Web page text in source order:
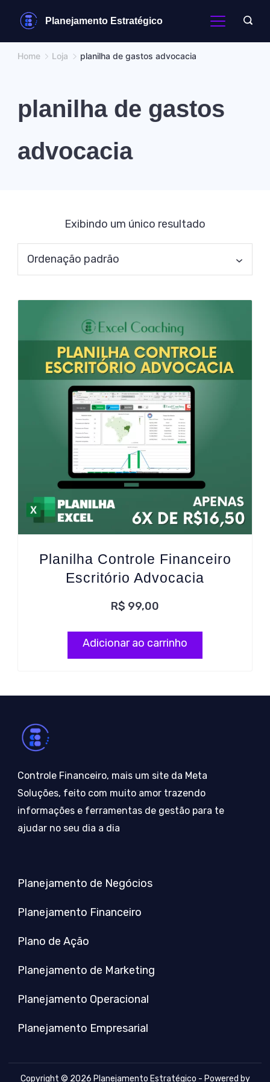
Planejamento Estratégico
Home Loja planilha de gastos advocacia
planilha de gastos
advocacia
Exibindo um único resultado
Planilha Controle Financeiro
Escritório Advocacia
R$ 99,00
Adicionar ao carrinho
Controle Financeiro, mais um site da Meta
Soluções, feito com muito amor trazendo
informações e ferramentas de gestão para te
ajudar no seu dia a dia
Planejamento de Negócios
Planejamento Financeiro
Plano de Ação
Planejamento de Marketing
Planejamento Operacional
Planejamento Empresarial
Copyright © 2026 Planejamento Estratégico - Powered by